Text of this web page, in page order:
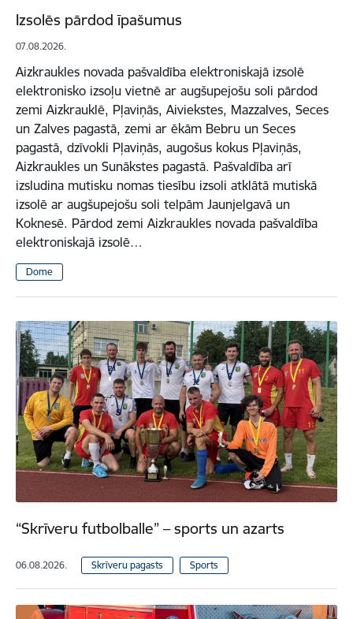
Izsolēs pārdod īpašumus
07.08.2026.
Aizkraukles novada pašvaldība elektroniskajā izsolē
elektronisko izsoļu vietnē ar augšupejošu soli pārdod
zemi Aizkrauklē, Pļaviņās, Aiviekstes, Mazzalves, Seces
un Zalves pagastā, zemi ar ēkām Bebru un Seces
pagastā, dzīvokli Pļaviņās, augošus kokus Pļaviņās,
Aizkraukles un Sunākstes pagastā. Pašvaldība arī
izsludina mutisku nomas tiesību izsoli atklātā mutiskā
izsolē ar augšupejošu soli telpām Jaunjelgavā un
Koknesē. Pārdod zemi Aizkraukles novada pašvaldība
elektroniskajā izsolē…
Dome
“Skrīveru futbolballe” – sports un azarts
06.08.2026. Skrīveru pagasts Sports